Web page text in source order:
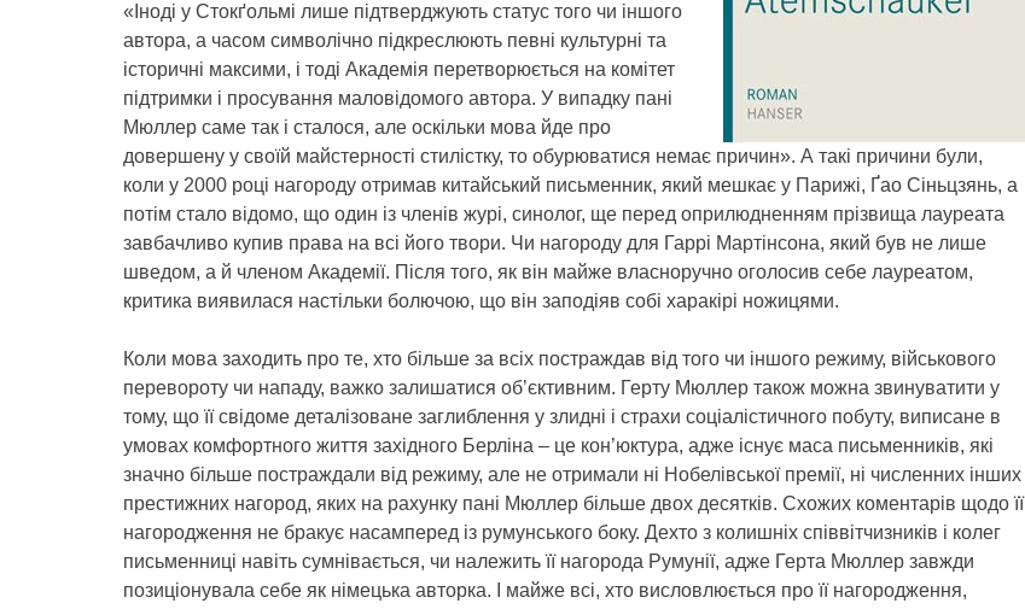
«Іноді у Стокґольмі лише підтверджують статус того чи іншого
автора, а часом символічно підкреслюють певні культурні та
історичні максими, і тоді Академія перетворюється на комітет
підтримки і просування маловідомого автора. У випадку пані
Мюллер саме так і сталося, але оскільки мова йде про
довершену у своїй майстерності стилістку, то обурюватися немає причин». А такі причини були,
коли у 2000 році нагороду отримав китайський письменник, який мешкає у Парижі, Ґао Сіньцзянь, а
потім стало відомо, що один із членів журі, синолог, ще перед оприлюдненням прізвища лауреата
завбачливо купив права на всі його твори. Чи нагороду для Гаррі Мартінсона, який був не лише
шведом, а й членом Академії. Після того, як він майже власноручно оголосив себе лауреатом,
критика виявилася настільки болючою, що він заподіяв собі харакірі ножицями.
Коли мова заходить про те, хто більше за всіх постраждав від того чи іншого режиму, військового
перевороту чи нападу, важко залишатися об’єктивним. Герту Мюллер також можна звинуватити у
тому, що її свідоме деталізоване заглиблення у злидні і страхи соціалістичного побуту, виписане в
умовах комфортного життя західного Берліна – це кон’юктура, адже існує маса письменників, які
значно більше постраждали від режиму, але не отримали ні Нобелівської премії, ні численних інших
престижних нагород, яких на рахунку пані Мюллер більше двох десятків. Схожих коментарів щодо її
нагородження не бракує насамперед із румунського боку. Дехто з колишніх співвітчизників і колег
письменниці навіть сумнівається, чи належить її нагорода Румунії, адже Герта Мюллер завжди
позиціонувала себе як німецька авторка. І майже всі, хто висловлюється про її нагородження,